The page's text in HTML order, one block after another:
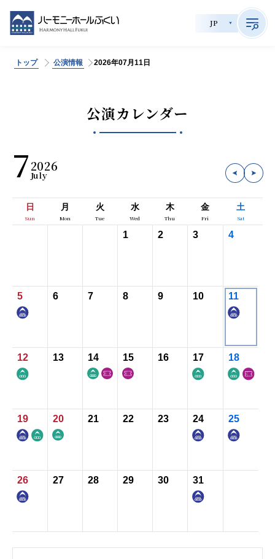
JP
チケット購入
貸館利用
トップ 公演情報 2026年07月11日
公演カレンダー
2026
7
日 月 火 水 木 金 土
1 2 3 4
5 6 7 8 9 10 11
12 13 14 15 16 17 18
19 20 21 22 23 24 25
26 27 28 29 30 31